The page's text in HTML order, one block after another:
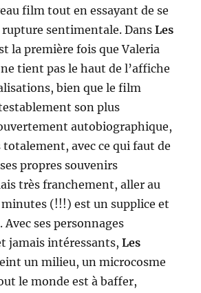
film tout en essayant de se
rupture sentimentale. DansLes
la première fois que Valeria
tient pas le haut de l’affiche
bien que le film
son plus
autobiographique,
totalement, avec ce qui faut de
propres souvenirs
très franchement, aller au
minutes (!!!) est un supplice et
Avec ses personnages
jamais intéressants, Les
un milieu, un microcosme
le monde est à baffer,